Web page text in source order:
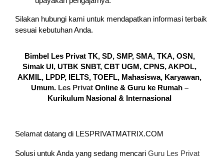
Silakan hubungi kami untuk mendapatkan informasi terbaik
sesuai kebutuhan Anda.
Bimbel Les Privat TK, SD, SMP, SMA, TKA, OSN,
Simak UI, UTBK SNBT, CBT UGM, CPNS, AKPOL,
AKMIL, LPDP, IELTS, TOEFL, Mahasiswa, Karyawan,
Umum. Les PrivatOnline & Guru ke Rumah –
Kurikulum Nasional & Internasional
Selamat datang di LESPRIVATMATRIX.COM
Solusi untuk Anda yang sedang mencari Guru Les Privat